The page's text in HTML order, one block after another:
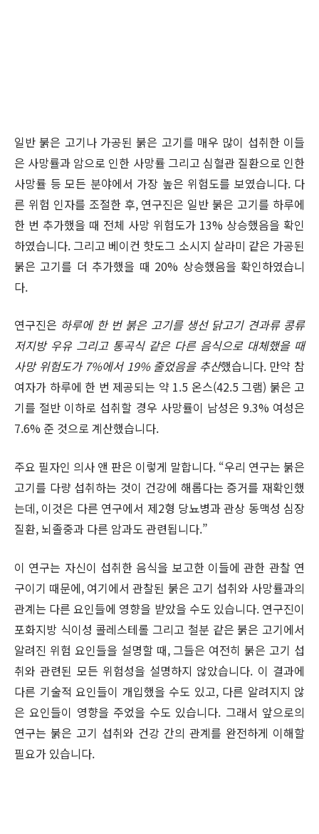
일반 붉은 고기나 가공된 붉은 고기를 매우 많이 섭취한 이들
은 사망률과 암으로 인한 사망률 그리고 심혈관 질환으로 인한
사망률 등 모든 분야에서 가장 높은 위험도를 보였습니다. 다
른 위험 인자를 조절한 후, 연구진은 일반 붉은 고기를 하루에
한 번 추가했을 때 전체 사망 위험도가 13% 상승했음을 확인
하였습니다. 그리고 베이컨 핫도그 소시지 살라미 같은 가공된
붉은 고기를 더 추가했을 때 20% 상승했음을 확인하였습니
다.
연구진은 하루에 한 번 붉은 고기를 생선 닭고기 견과류 콩류
저지방 우유 그리고 통곡식 같은 다른 음식으로 대체했을 때
사망 위험도가 7%에서 19% 줄었음을 추산했습니다. 만약 참
여자가 하루에 한 번 제공되는 약 1.5 온스(42.5 그램) 붉은 고
기를 절반 이하로 섭취할 경우 사망률이 남성은 9.3% 여성은
7.6% 준 것으로 계산했습니다.
주요 필자인 의사 앤 판은 이렇게 말합니다. “우리 연구는 붉은
고기를 다량 섭취하는 것이 건강에 해롭다는 증거를 재확인했
는데, 이것은 다른 연구에서 제2형 당뇨병과 관상 동맥성 심장
질환, 뇌졸중과 다른 암과도 관련됩니다.”
이 연구는 자신이 섭취한 음식을 보고한 이들에 관한 관찰 연
구이기 때문에, 여기에서 관찰된 붉은 고기 섭취와 사망률과의
관계는 다른 요인들에 영향을 받았을 수도 있습니다. 연구진이
포화지방 식이성 콜레스테롤 그리고 철분 같은 붉은 고기에서
알려진 위험 요인들을 설명할 때, 그들은 여전히 붉은 고기 섭
취와 관련된 모든 위험성을 설명하지 않았습니다. 이 결과에
다른 기술적 요인들이 개입했을 수도 있고, 다른 알려지지 않
은 요인들이 영향을 주었을 수도 있습니다. 그래서 앞으로의
연구는 붉은 고기 섭취와 건강 간의 관계를 완전하게 이해할
필요가 있습니다.